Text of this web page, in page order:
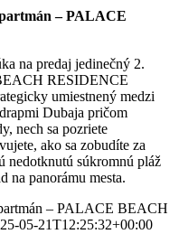
– PALACE
na predaj jedinečný 2.
RESIDENCE
umiestnený medzi
Dubaja pričom
nech sa pozriete
ako sa zobudíte za
nedotknutú súkromnú pláž
na panorámu mesta.
– PALACE BEACH
05-21T12:25:32+00:00